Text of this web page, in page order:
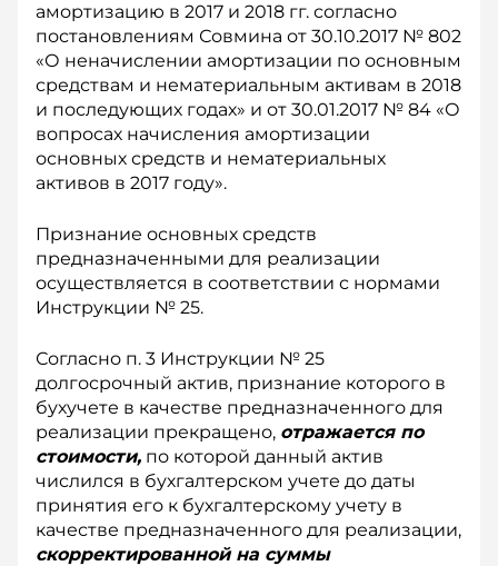
амортизацию в 2017 и 2018 гг. согласно
постановлениям Совмина от 30.10.2017 № 802
«О неначислении амортизации по основным
средствам и нематериальным активам в 2018
и последующих годах» и от 30.01.2017 № 84 «О
вопросах начисления амортизации
основных средств и нематериальных
активов в 2017 году».
Признание основных средств
предназначенными для реализации
осуществляется в соответствии с нормами
Инструкции № 25.
Согласно п. 3 Инструкции № 25
долгосрочный актив, признание которого в
бухучете в качестве предназначенного для
реализации прекращено, отражается по
стоимости, по которой данный актив
числился в бухгалтерском учете до даты
принятия его к бухгалтерскому учету в
качестве предназначенного для реализации,
скорректированной на суммы